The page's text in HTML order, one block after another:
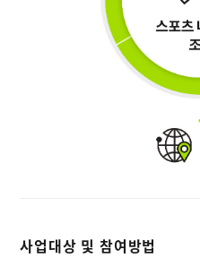
사업대상 및 참여방법